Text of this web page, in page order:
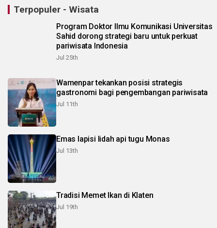
Terpopuler - Wisata
Program Doktor Ilmu Komunikasi Universitas
Sahid dorong strategi baru untuk perkuat
pariwisata Indonesia
Jul 25th
Wamenpar tekankan posisi strategis
gastronomi bagi pengembangan pariwisata
Jul 11th
Emas lapisi lidah api tugu Monas
Jul 13th
Tradisi Memet Ikan di Klaten
Jul 19th